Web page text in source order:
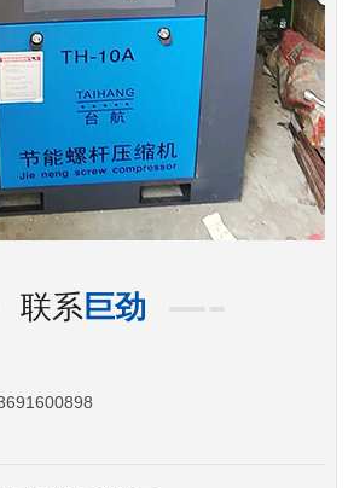
联系巨劲